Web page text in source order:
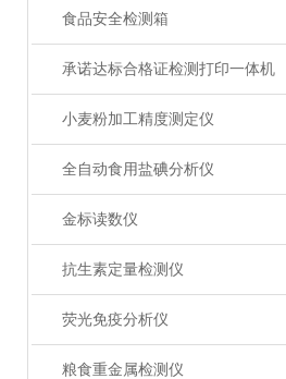
食品安全检测箱
承诺达标合格证检测打印一体机
小麦粉加工精度测定仪
全自动食用盐碘分析仪
金标读数仪
抗生素定量检测仪
荧光免疫分析仪
粮食重金属检测仪